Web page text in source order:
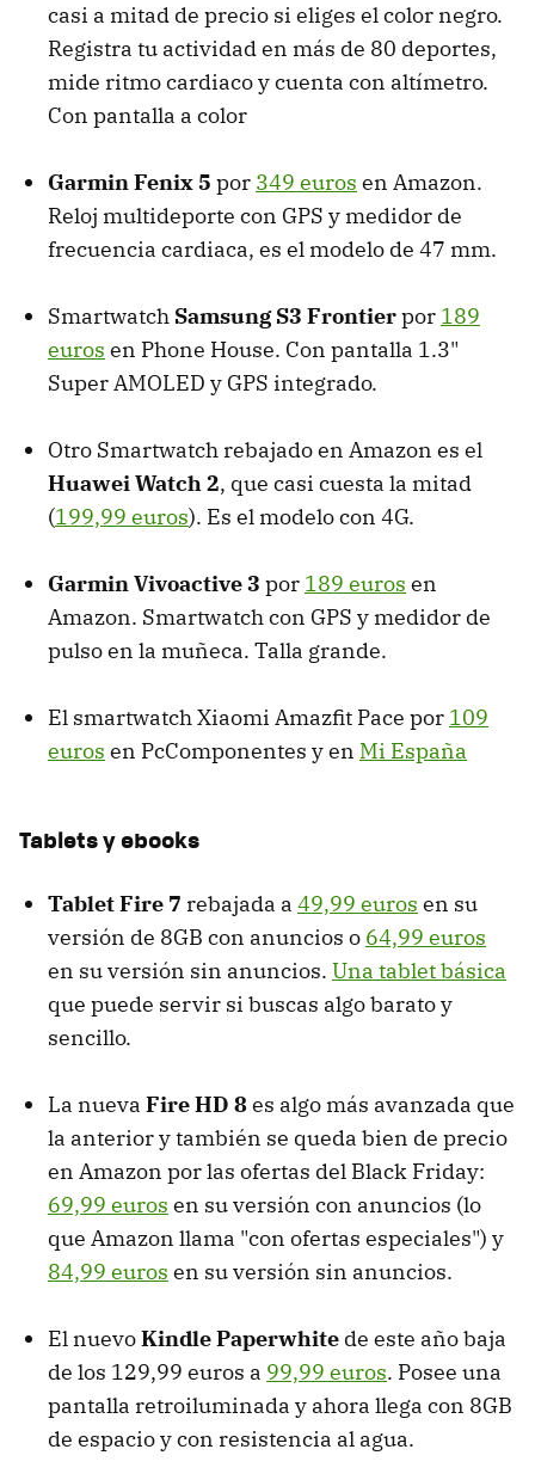
casi a mitad de precio si eliges el color negro.
Registra tu actividad en más de 80 deportes,
mide ritmo cardiaco y cuenta con altímetro.
Con pantalla a color
Garmin Fenix 5 por 349 euros en Amazon.
Reloj multideporte con GPS y medidor de
frecuencia cardiaca, es el modelo de 47 mm.
Smartwatch Samsung S3 Frontierpor 189
euros en Phone House. Con pantalla 1.3"
Super AMOLED y GPS integrado.
Otro Smartwatch rebajado en Amazon es el
Huawei Watch 2, que casi cuesta la mitad
(199,99 euros). Es el modelo con 4G.
Garmin Vivoactive 3 por 189 euros en
Amazon. Smartwatch con GPS y medidor de
pulso en la muñeca. Talla grande.
El smartwatch Xiaomi Amazfit Pace por 109
euros en PcComponentes y en Mi España
Tablets y ebooks
Tablet Fire 7 rebajada a 49,99 euros en su
versión de 8GB con anuncios o 64,99 euros
en su versión sin anuncios. Una tablet básica
que puede servir si buscas algo barato y
sencillo.
La nueva Fire HD 8es algo más avanzada que
la anterior y también se queda bien de precio
en Amazon por las ofertas del Black Friday:
69,99 euros en su versión con anuncios (lo
que Amazon llama "con ofertas especiales") y
84,99 euros en su versión sin anuncios.
El nuevoKindle Paperwhite de este año baja
de los 129,99 euros a 99,99 euros. Posee una
pantalla retroiluminada y ahora llega con 8GB
de espacio y con resistencia al agua.